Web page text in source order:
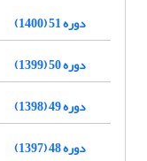
دوره 51 (1400)
دوره 50 (1399)
دوره 49 (1398)
دوره 48 (1397)